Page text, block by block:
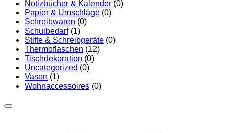
Notizbücher & Kalender (0)
Papier & Umschläge (0)
Schreibwaren (0)
Schulbedarf (1)
Stifte & Schreibgeräte (0)
Thermoflaschen (12)
Tischdekoration (0)
Uncategorized (0)
Vasen (1)
Wohnaccessoires (0)